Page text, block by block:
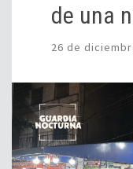
de una
26 de